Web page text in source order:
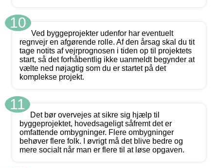
10
Ved byggeprojekter udenfor har eventuelt
regnvejr en afgørende rolle. Af den årsag skal du tit
tage notits af vejrprognosen i tiden op til projektets
start, så det forhåbentlig ikke uanmeldt begynder at
vælte ned nøjagtig som du er startet på det
komplekse projekt.
11
Det bør overvejes at sikre sig hjælp til
byggeprojektet, hovedsageligt såfremt det er
omfattende ombygninger. Flere ombygninger
behøver flere folk. I øvrigt må det blive bedre og
mere socialt når man er flere til at løse opgaven.